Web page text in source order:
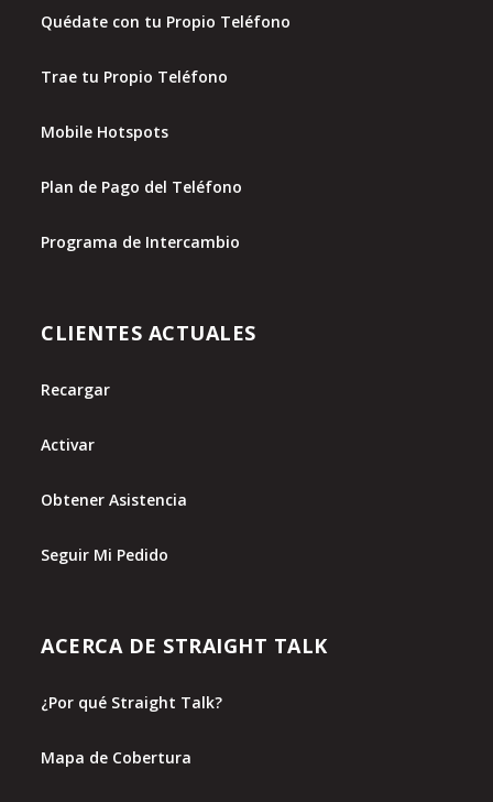
Quédate con tu Propio Teléfono
Trae tu Propio Teléfono
Mobile Hotspots
Plan de Pago del Teléfono
Programa de Intercambio
CLIENTES ACTUALES
Recargar
Activar
Obtener Asistencia
Seguir Mi Pedido
ACERCA DE STRAIGHT TALK
¿Por qué Straight Talk?
Mapa de Cobertura